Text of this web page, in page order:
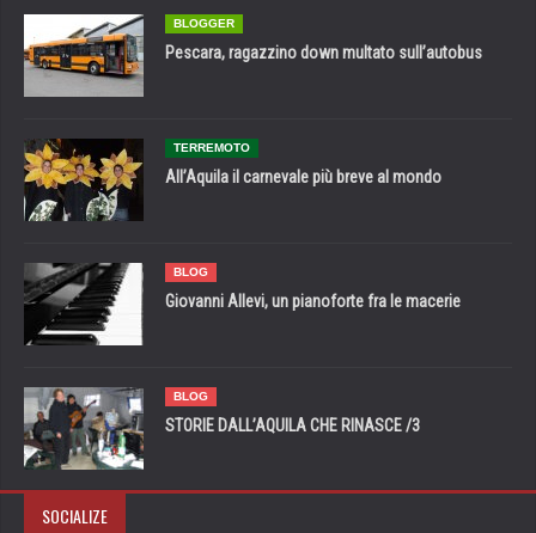
BLOGGER
Pescara, ragazzino down multato sull’autobus
TERREMOTO
All’Aquila il carnevale più breve al mondo
BLOG
Giovanni Allevi, un pianoforte fra le macerie
BLOG
STORIE DALL’AQUILA CHE RINASCE /3
SOCIALIZE